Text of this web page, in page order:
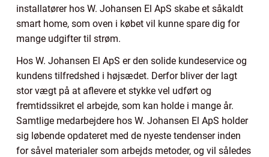
installatører hos W. Johansen El ApS skabe et såkaldt
smart home, som oven i købet vil kunne spare dig for
mange udgifter til strøm.
Hos W. Johansen El ApS er den solide kundeservice og
kundens tilfredshed i højsædet. Derfor bliver der lagt
stor vægt på at aflevere et stykke vel udført og
fremtidssikret el arbejde, som kan holde i mange år.
Samtlige medarbejdere hos W. Johansen El ApS holder
sig løbende opdateret med de nyeste tendenser inden
for såvel materialer som arbejds metoder, og vil således